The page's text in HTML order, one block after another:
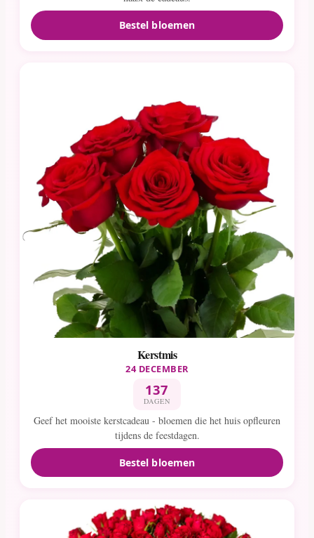
Bestel bloemen
Kerstmis
24 DECEMBER
137
DAGEN
Geef het mooiste kerstcadeau - bloemen die het huis opfleuren
tijdens de feestdagen.
Bestel bloemen